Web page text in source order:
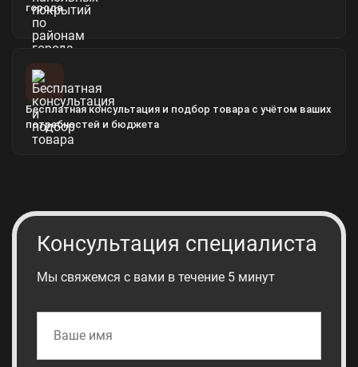
города
Бесплатная консультация и подбор товара с учётом ваших
потребностей и бюджета
Консультация специалиста
Мы свяжемся с вами в течение 5 минут